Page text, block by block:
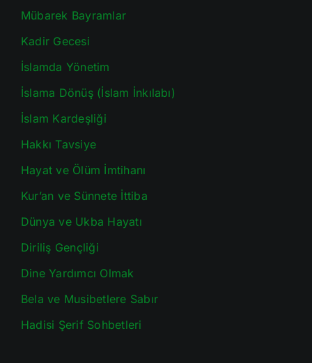
Mübarek Bayramlar
Kadir Gecesi
İslamda Yönetim
İslama Dönüş (İslam İnkılabı)
İslam Kardeşliği
Hakkı Tavsiye
Hayat ve Ölüm İmtihanı
Kur’an ve Sünnete İttiba
Dünya ve Ukba Hayatı
Diriliş Gençliği
Dine Yardımcı Olmak
Bela ve Musibetlere Sabır
Hadisi Şerif Sohbetleri